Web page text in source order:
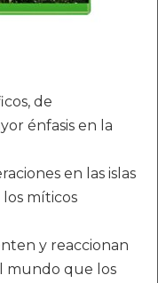
de
énfasis en la
en las islas
míticos
y reaccionan
mundo que los